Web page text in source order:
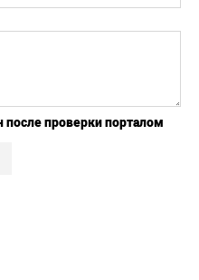
проверки порталом